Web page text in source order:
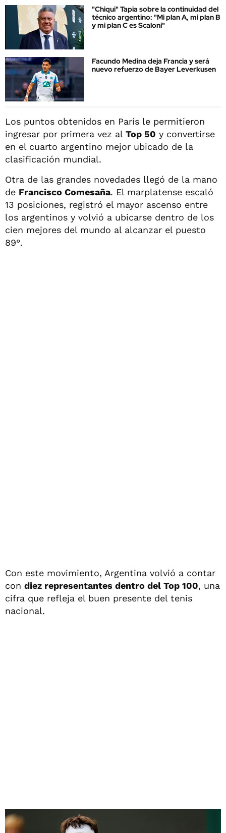
"Chiqui" Tapia sobre la continuidad del
técnico argentino: "Mi plan A, mi plan B
y mi plan C es Scaloni"
Facundo Medina deja Francia y será
nuevo refuerzo de Bayer Leverkusen
Los puntos obtenidos en París le permitieron
ingresar por primera vez al Top 50 y convertirse
en el cuarto argentino mejor ubicado de la
clasificación mundial.
Otra de las grandes novedades llegó de la mano
de Francisco Comesaña. El marplatense escaló
13 posiciones, registró el mayor ascenso entre
los argentinos y volvió a ubicarse dentro de los
cien mejores del mundo al alcanzar el puesto
89°.
Con este movimiento, Argentina volvió a contar
con diez representantes dentro del Top 100, una
cifra que refleja el buen presente del tenis
nacional.